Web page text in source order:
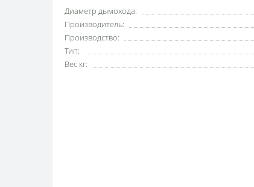
Диаметр дымохода:
Производитель:
Производство:
Тип:
Вес кг: